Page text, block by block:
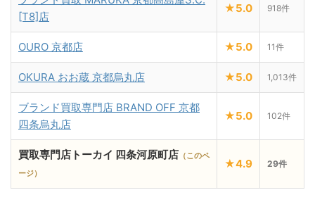
[T8]店
★5.0 918件
OURO 京都店 ★5.0 11件
OKURA おお蔵 京都烏丸店 ★5.0 1,013件
ブランド買取専門店 BRAND OFF 京都
四条烏丸店
★5.0 102件
買取専門店トーカイ 四条河原町店 （このペ
ージ）
★4.9 29件